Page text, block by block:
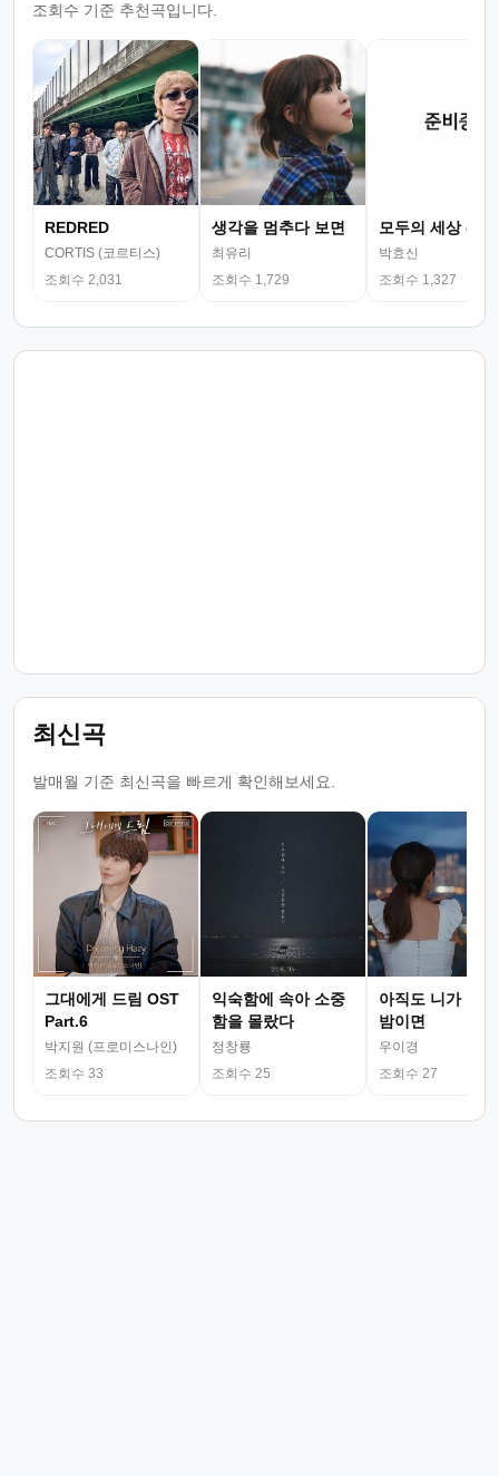
조회수 기준 추천곡입니다.
REDRED
CORTIS (코르티스)
조회수 2,031
생각을 멈추다 보면
최유리
조회수 1,729
모두의 세상 (뮤
박효신
조회수 1,327
최신곡
발매월 기준 최신곡을 빠르게 확인해보세요.
그대에게 드림 OST
Part.6
박지원 (프로미스나인)
조회수 33
익숙함에 속아 소중
함을 몰랐다
정창룡
조회수 25
아직도 니가 그
밤이면
우이경
조회수 27